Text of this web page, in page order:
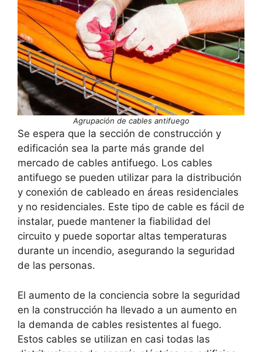
Agrupación de cables antifuego
Se espera que la sección de construcción y
edificación sea la parte más grande del
mercado de cables antifuego. Los cables
antifuego se pueden utilizar para la distribución
y conexión de cableado en áreas residenciales
y no residenciales. Este tipo de cable es fácil de
instalar, puede mantener la fiabilidad del
circuito y puede soportar altas temperaturas
durante un incendio, asegurando la seguridad
de las personas.
El aumento de la conciencia sobre la seguridad
en la construcción ha llevado a un aumento en
la demanda de cables resistentes al fuego.
Estos cables se utilizan en casi todas las